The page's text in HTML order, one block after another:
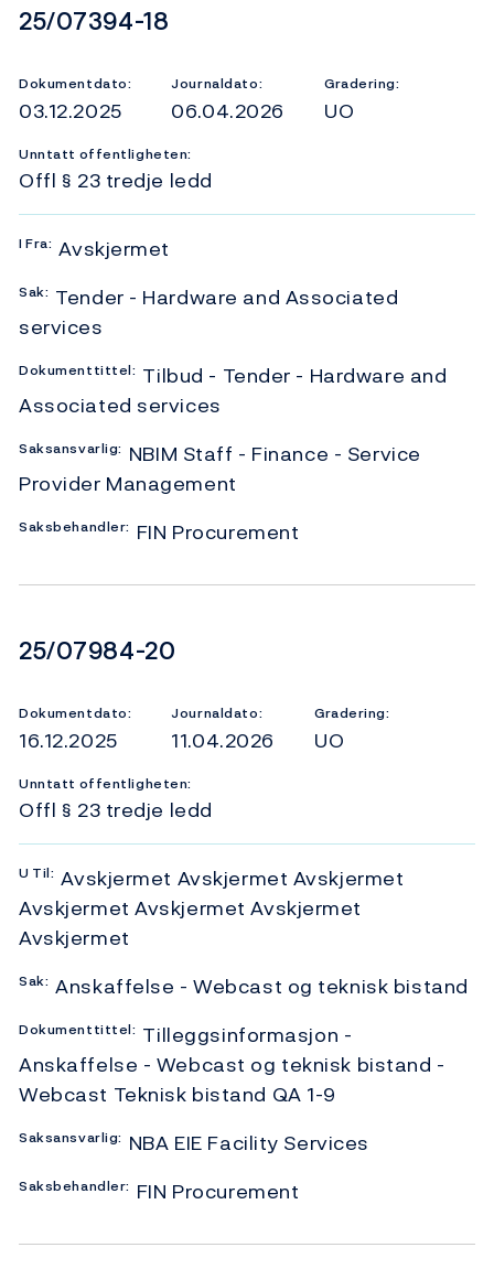
Dokumentnummer
25/07394-18
Dokumentdato:
03.12.2025
Journaldato:
06.04.2026
Gradering:
UO
Unntatt offentligheten:
Offl § 23 tredje ledd
I Fra: Avskjermet
Sak: Tender - Hardware and Associated
services
Dokumenttittel: Tilbud - Tender - Hardware and
Associated services
Saksansvarlig: NBIM Staff - Finance - Service
Provider Management
Saksbehandler: FIN Procurement
Dokumentnummer
25/07984-20
Dokumentdato:
16.12.2025
Journaldato:
11.04.2026
Gradering:
UO
Unntatt offentligheten:
Offl § 23 tredje ledd
U Til: Avskjermet Avskjermet Avskjermet
Avskjermet Avskjermet Avskjermet
Avskjermet
Sak: Anskaffelse - Webcast og teknisk bistand
Dokumenttittel: Tilleggsinformasjon -
Anskaffelse - Webcast og teknisk bistand -
Webcast Teknisk bistand QA 1-9
Saksansvarlig: NBA EIE Facility Services
Saksbehandler: FIN Procurement